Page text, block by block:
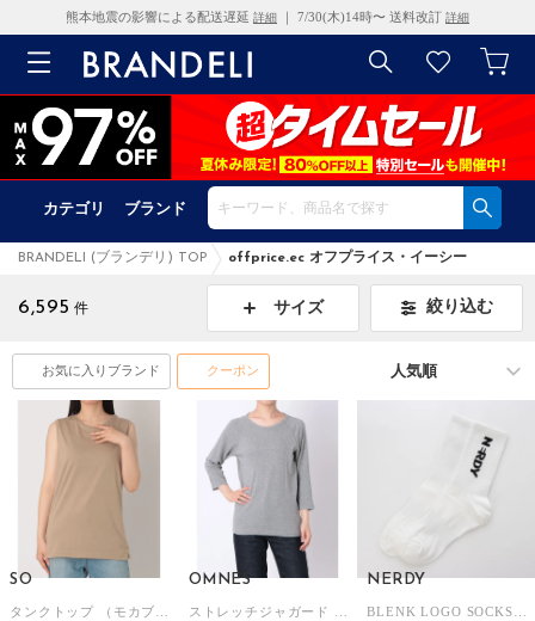
熊本地震の影響による配送遅延 詳細 ｜ 7/30(木)14時〜 送料改訂 詳細
カテゴリ ブランド
BRANDELI (ブランデリ) TOP offprice.ec オフプライス・イーシー
6,595 件 サイズ 絞り込む
お気に入りブランド クーポン
SO OMNES NERDY